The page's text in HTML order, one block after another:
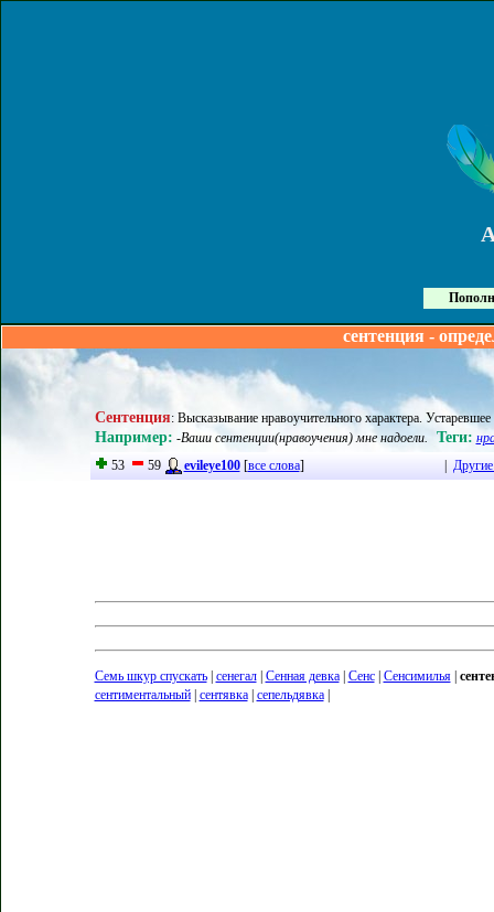
сентенция -
Сентенция: Высказывание нравоучительного характера.
Например: -Ваши сентенции(нравоучения) мне надоели. Теги:
53
59 evileye100[все слова]
Семь шкур спускать| сенегал| Сенная девка| Сенс| Сенсимилья|
сентиментальный| сентявка| сепельдявка|